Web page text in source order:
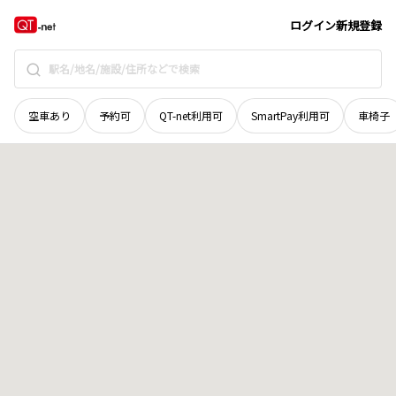
ログイン新規登録
空車あり 予約可 QT-net利用可 SmartPay利用可 車椅子
鳥取県